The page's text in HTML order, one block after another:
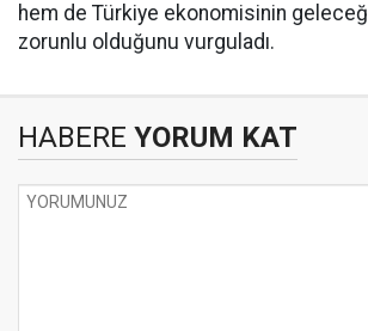
hem de Türkiye ekonomisinin geleceği
zorunlu olduğunu vurguladı.
HABERE YORUM KAT